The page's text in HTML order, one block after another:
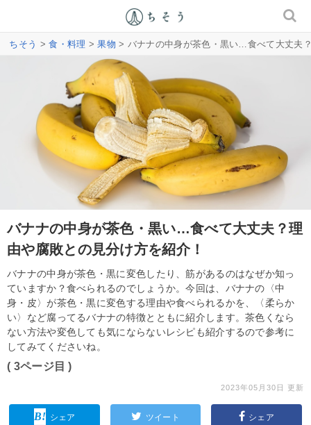
ちそう >食・料理 >果物 > バナナの中身が茶色・黒い…食べて大丈夫
バナナの中身が茶色・黒い…食べて大丈夫？理
由や腐敗との見分け方を紹介！
バナナの中身が茶色・黒に変色したり、筋があるのはなぜか知っ
ていますか？食べられるのでしょうか。今回は、バナナの〈中
身・皮〉が茶色・黒に変色する理由や食べられるかを、〈柔らか
い〉など腐ってるバナナの特徴とともに紹介します。茶色くなら
ない方法や変色しても気にならないレシピも紹介するので参考に
してみてくださいね。
( 3ページ目 )
2023年05月30日 更新
シェア ツイート シェア